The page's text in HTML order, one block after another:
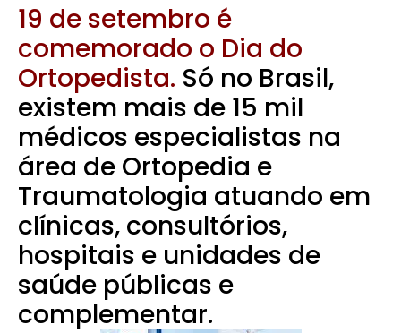
19 de setembro é
comemorado o Dia do
Ortopedista. Só no Brasil,
existem mais de 15 mil
médicos especialistas na
área de Ortopedia e
Traumatologia atuando em
clínicas, consultórios,
hospitais e unidades de
saúde públicas e
complementar.